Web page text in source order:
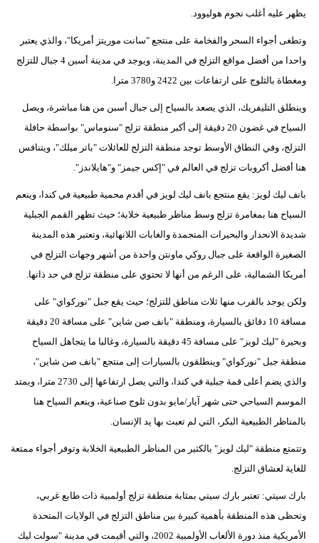
يظهر عليه أغلب نجوم هوليوود.
وتطغى أجواء السحر والفخامة على منتجع "سانت موريتز أمريكا"، والذي يعتبر
واحدا من أفضل مواقع التزلج في المدينة، ويوجد في مدينة أسبن 4 جبال للتزلج
ومغطاة بالثلوج على ارتفاعات بين 2422 و3780 مترا.
وينطلق التليفريك، الذي يصعد بالسياح إلى جبال أسبن من هنا مباشرة، ويصل
السياح في غضون 20 دقيقة إلى أكبر منطقة تزلج "سنوماس" بواسطة حافلة
التزلج، وفي النطاق الأوسط توجد منطقة التزلج للعائلات "باتر ميلك"، ويتنافس
هنا أفضل أكروبات تزلج في العالم في "إكس جيمز" و"هايلاندز".
بانف ليك لويز: يقع منتجع بانف ليك لويز في أقدم محمية طبيعية في كندا، وينعم
السياح هنا بمغامرة تزلج وسط مناظر طبيعية خلابة؛ حيث تظهر القمم الجبلية
شديدة الانحدار والبحيرات المتجمدة والغابات اللانهائية، وتعتبر هذه المدينة
الصغيرة الواقعة على جبال روكي ماونتن واحدة من أشهر وجهات التزلج في
أمريكا الشمالية، على الرغم من أنها لا تحتوي على منطقة تزلج في حد ذاتها.
ولكن يوجد بالقرب منها ثلاث مناطق للتزلج؛ حيث يقع جبل "نوركواي" على
مسافة 10 دقائق بالسيارة، ومنطقة "بانف صن شاين" على مسافة 20 دقيقة
وبحيرة "ليك لويز" على مسافة 45 دقيقة بالسيارة، وغالبا ما يتجاهل السياح
منطقة جبل "نوركواي" وينطلقون بالسيارات إلى منتجع "بانف صن شاين"،
والذي يضم أعلى قمة جبلية في كندا، والتي يصل ارتفاعها إلى 2730 مترا، ويمتد
الموسم السياحي حتى شهر آيار/مايو بدون ثلوج صناعية، وينعم السياح هنا
بالمناظر الطبيعية البكر، التي لم تعبث بها يد الإنسان.
وتتمتع منطقة "ليك لويز" بالكثير من المناظر الطبيعية الخلابة وتوفر أجواء ممتعة
للغاية لعشاق التزلج.
بارك سيتي: تعتبر بارك سيتي بمثابة منطقة تزلج أولمبية ذات طابع غربي،
وتحظى هذه المنطقة بأهمية كبيرة بين مناطق التزلج في الولايات المتحدة
الأمريكية منذ دورة الألعاب الأولمبية 2002، والتي أقيمت في مدينة "سولت ليك